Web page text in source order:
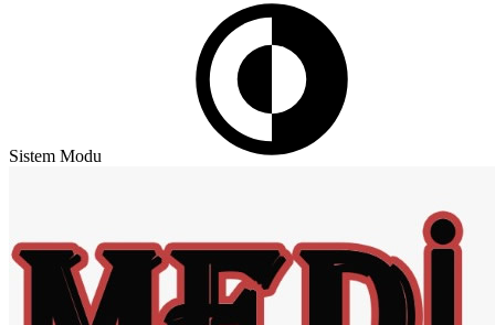
Sistem Modu